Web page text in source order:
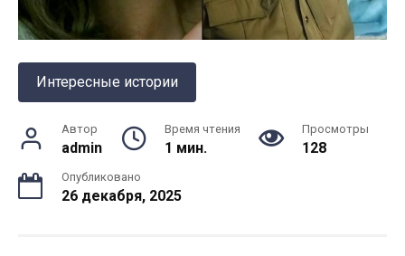
Интересные истории
Автор
admin
Время чтения
1 мин.
Просмотры
128
Опубликовано
26 декабря, 2025